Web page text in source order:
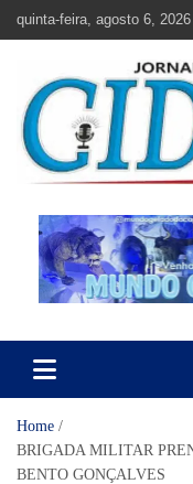
quinta-feira, agosto 6, 2026
Jornal
Home
BRIGADA MILITAR
BENTO GONÇALVES